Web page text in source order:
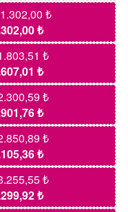
₺
₺
₺
₺
₺
₺
₺
₺
₺
₺